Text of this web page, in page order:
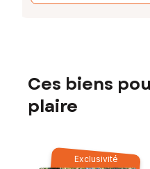
Ces biens
plaire
Exclusivité